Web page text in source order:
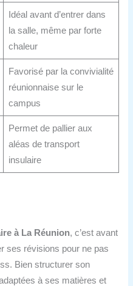
Idéal avant d’entrer dans
la salle, même par forte
chaleur
Favorisé par la convivialité
réunionnaise sur le
campus
Permet de pallier aux
aléas de transport
insulaire
à La Réunion, c’est avant
ses révisions pour ne pas
Bien structurer son
à ses matières et